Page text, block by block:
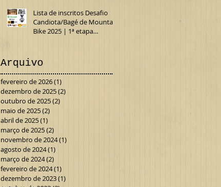
Lista de inscritos Desafio
Candiota/Bagé de Mountain
Bike 2025 | 1ª etapa
Arquivo
fevereiro de 2026(1)
dezembro de 2025(2)
outubro de 2025(2)
maio de 2025(2)
abril de 2025(1)
março de 2025(2)
novembro de 2024(1)
agosto de 2024(1)
março de 2024(2)
fevereiro de 2024(1)
dezembro de 2023(1)